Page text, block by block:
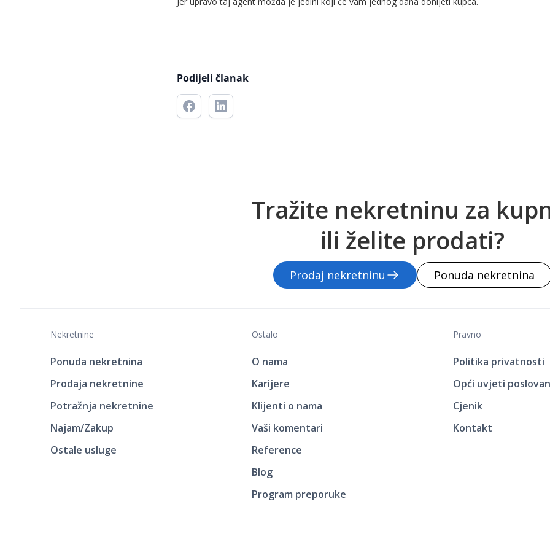
Podijeli članak
Tražite nekretninu za
ili želite prodati?
Prodaj nekretninu Ponuda nekretnina
Nekretnine
Ponuda nekretnina
Prodaja nekretnine
Potražnja nekretnine
Najam/Zakup
Ostale usluge
Ostalo
O nama
Karijere
Klijenti o nama
Vaši komentari
Reference
Blog
Program preporuke
Pravno
Politika privatnosti
Opći uvjeti
Cjenik
Kontakt